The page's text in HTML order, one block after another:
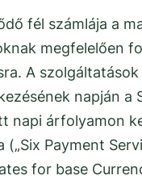
fél számlája a
megfelelően
A
napján a
napi árfolyamon
(„Six Payment
for base